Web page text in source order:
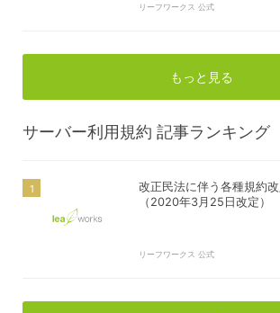
リーフワークス 公式
もっと見る
サーバー利用規約 記事ランキング
改正民法に伴う各種規約
（2020年3月25日改定）
リーフワークス 公式